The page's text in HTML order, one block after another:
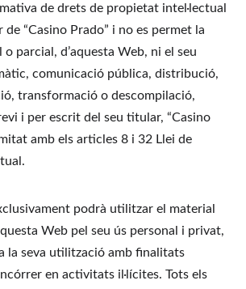
de drets de propietat intel·lectual
“Casino Prado” i no es permet la
parcial, d’aquesta Web, ni el seu
comunicació pública, distribució,
transformació o descompilació,
i per escrit del seu titular, “Casino
amb els articles 8 i 32 Llei de
podrà utilitzar el material
Web pel seu ús personal i privat,
la seva utilització amb finalitats
en activitats il·lícites. Tots els